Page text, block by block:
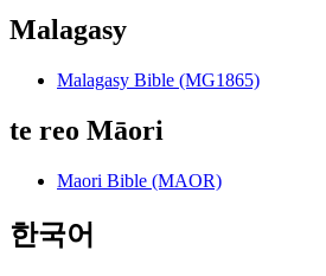
Malagasy
Malagasy Bible (MG1865)
te reo Māori
Maori Bible (MAOR)
한국어